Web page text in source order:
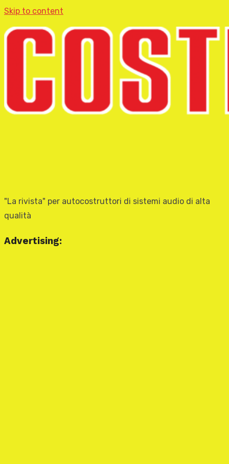
Skip to content
"La rivista" per autocostruttori di sistemi audio di alta
qualità
Advertising: